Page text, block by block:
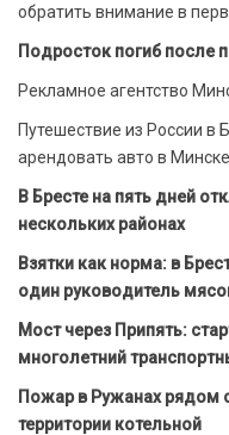
обратить внимание в
Подросток погиб после
Рекламное агентство
Путешествие из России в
арендовать авто в Минске
В Бресте на пять дней
нескольких районах
Взятки как норма: в
один руководитель
Мост через Припять:
многолетний
Пожар в Ружанах рядом
территории котельной